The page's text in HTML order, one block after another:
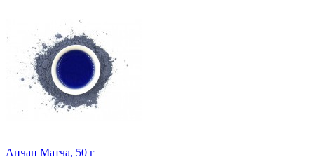
Анчан Матча, 50 г